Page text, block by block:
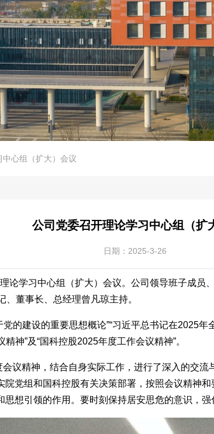
心组（扩大）会议
公司党委召开理论学习中心组（扩
日期：2025-3-26
论学习中心组（扩大）会议。公司领导班子成员
董事长、总经理曾凡琼主持。
的建设的重要思想概论”“习近平总书记在2025
神”及“国科控股2025年度工作会议精神”。
议精神，结合自身实际工作，进行了深入的交
党组和国科控股有关决策部署，按照会议精神
想引领的作用。要时刻保持居安思危的意识，